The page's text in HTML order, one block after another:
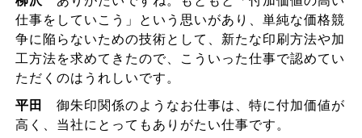
仕事をしていこう」という思いがあり、単純な価格競
争に陥らないための技術として、新たな印刷方法や加
工方法を求めてきたので、こういった仕事で認めてい
ただくのはうれしいです。
平田
御朱印関係のようなお仕事は、特に付加価値が
高く、当社にとってもありがたい仕事です。